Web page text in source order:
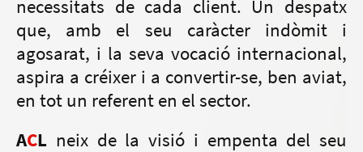
necessitats de cada client. Un despatx
que, amb el seu caràcter indòmit i
agosarat, i la seva vocació internacional,
aspira a créixer i a convertir-se, ben aviat,
en tot un referent en el sector.
ACL neix de la visió i empenta del seu